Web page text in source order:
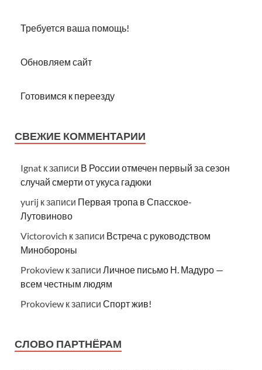
Требуется ваша помощь!
Обновляем сайт
Готовимся к переезду
СВЕЖИЕ КОММЕНТАРИИ
Ignat к записи В России отмечен первый за сезон
случай смерти от укуса гадюки
yurij к записи Первая тропа в Спасское-
Лутовиново
Victorovich к записи Встреча с руководством
Минобороны
Prokoview к записи Личное письмо Н. Мадуро —
всем честным людям
Prokoview к записи Спорт жив!
СЛОВО ПАРТНЁРАМ